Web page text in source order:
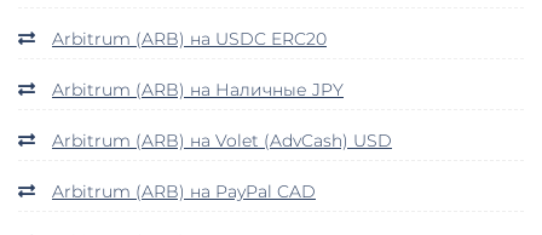
Arbitrum (ARB) на USDC ERC20
Arbitrum (ARB) на Наличные JPY
Arbitrum (ARB) на Volet (AdvCash) USD
Arbitrum (ARB) на PayPal CAD